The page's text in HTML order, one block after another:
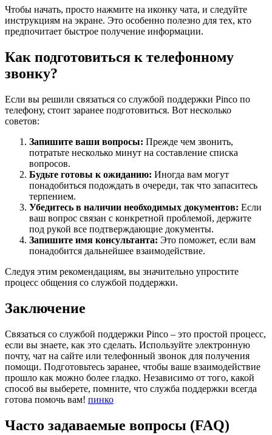
Чтобы начать, просто нажмите на иконку чата, и следуйте
инструкциям на экране. Это особенно полезно для тех, кто
предпочитает быстрое получение информации.
Как подготовиться к телефонному
звонку?
Если вы решили связаться со службой поддержки Pinco по
телефону, стоит заранее подготовиться. Вот несколько
советов:
Запишите ваши вопросы: Прежде чем звонить,
потратьте несколько минут на составление списка
вопросов.
Будьте готовы к ожиданию: Иногда вам могут
понадобиться подождать в очереди, так что запаситесь
терпением.
Убедитесь в наличии необходимых документов: Если
ваш вопрос связан с конкретной проблемой, держите
под рукой все подтверждающие документы.
Запишите имя консультанта: Это поможет, если вам
понадобится дальнейшее взаимодействие.
Следуя этим рекомендациям, вы значительно упростите
процесс общения со службой поддержки.
Заключение
Связаться со службой поддержки Pinco – это простой процесс,
если вы знаете, как это сделать. Используйте электронную
почту, чат на сайте или телефонный звонок для получения
помощи. Подготовьтесь заранее, чтобы ваше взаимодействие
прошло как можно более гладко. Независимо от того, какой
способ вы выберете, помните, что служба поддержки всегда
готова помочь вам! пинко
Часто задаваемые вопросы (FAQ)